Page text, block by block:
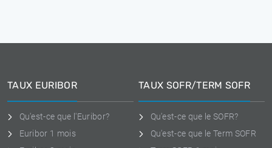
TAUX EURIBOR
Qu'est-ce que l'Euribor?
Euribor 1 mois
TAUX SOFR/TERM SOFR
Qu'est-ce que le SOFR?
Qu'est-ce que le Term SOFR